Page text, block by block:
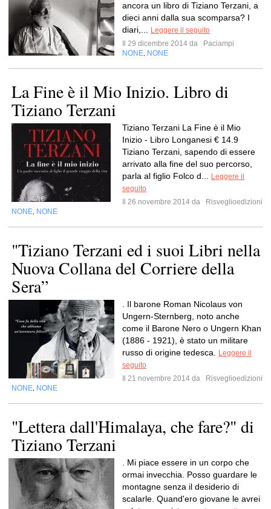
ancora un libro di Tiziano Terzani, a
dieci anni dalla sua scomparsa? I
diari,...
Leggere il seguito
Il 29 dicembre 2014 da
Paciampi
NONE NONE
La Fine è il Mio Inizio. Libro di
Tiziano Terzani
Tiziano Terzani La Fine è il Mio
Inizio - Libro Longanesi € 14.9
Tiziano Terzani, sapendo di essere
arrivato alla fine del suo percorso,
parla al figlio Folco d...
Leggere il
seguito
Il 26 novembre 2014 da
Risveglioedizioni
NONE NONE
"Tiziano Terzani ed i suoi Libri nella
Nuova Collana del Corriere della
Sera”
. Il barone Roman Nicolaus von
Ungern-Sternberg, noto anche
come il Barone Nero o Ungern Khan
(1886 - 1921), è stato un militare
russo di origine tedesca.
Leggere il
seguito
Il 21 novembre 2014 da
Risveglioedizioni
NONE NONE
"Lettera dall'Himalaya, che fare?" di
Tiziano Terzani
. Mi piace essere in un corpo che
ormai invecchia. Posso guardare le
montagne senza il desiderio di
scalarle. Quand'ero giovane le avrei